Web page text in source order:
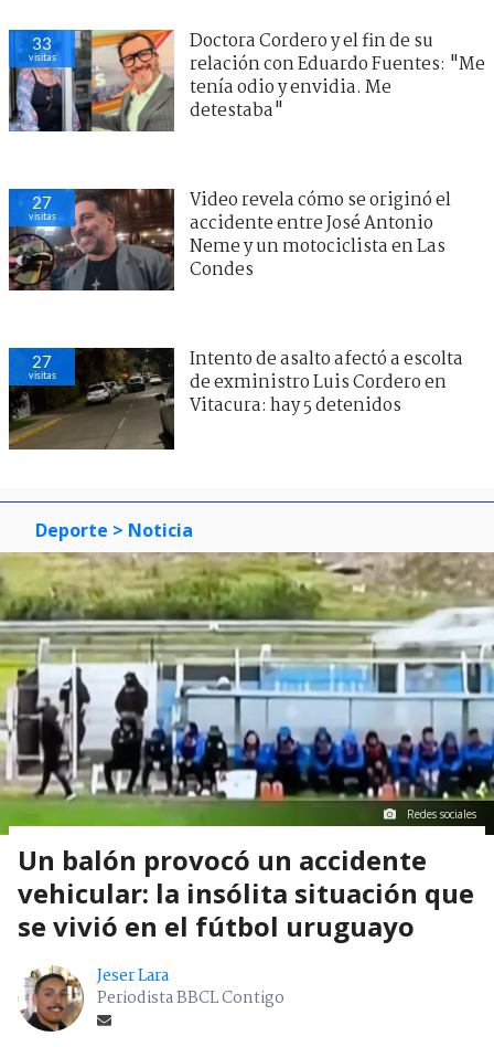
33
visitas
Doctora Cordero y el fin de su
relación con Eduardo Fuentes: "Me
tenía odio y envidia. Me
detestaba"
27
visitas
Video revela cómo se originó el
accidente entre José Antonio
Neme y un motociclista en Las
Condes
27
visitas
Intento de asalto afectó a escolta
de exministro Luis Cordero en
Vitacura: hay 5 detenidos
Deporte > Noticia
Redes sociales
Un balón provocó un accidente
vehicular: la insólita situación que
se vivió en el fútbol uruguayo
Jeser Lara
Periodista BBCL Contigo